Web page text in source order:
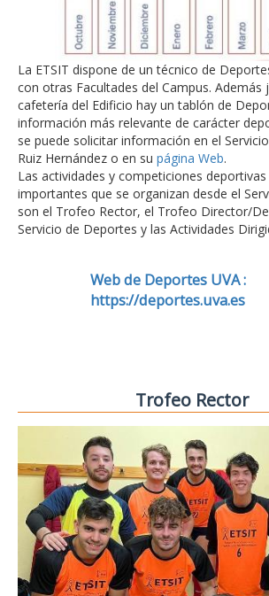
La ETSIT dispone de un técnico de
con otras Facultades del Campus. Además
cafetería del Edificio hay un tablón de
información más relevante de carácter
se puede solicitar información en el
Ruiz Hernández o en su página Web.
Las actividades y competiciones
importantes que se organizan desde el
son el Trofeo Rector, el Trofeo Director/
Servicio de Deportes y las Actividades
Web de Deportes UVA :
https://deportes.uva.es
Trofeo Rector